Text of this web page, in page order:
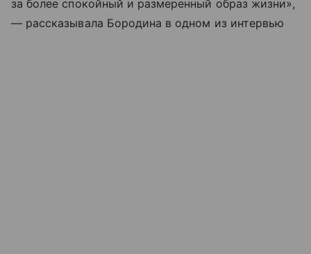
за более спокойный и размеренный образ жизни»,
— рассказывала Бородина в одном из интервью